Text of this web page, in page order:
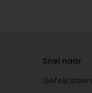
Snel naar